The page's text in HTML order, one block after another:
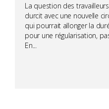
La question des
durcit avec une nouvelle
qui pourrait allonger la
pour une régularisation,
En...